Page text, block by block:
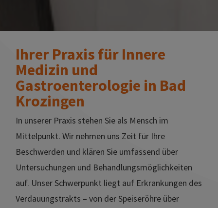
Ihrer Praxis für Innere
Medizin und
Gastroenterologie in Bad
Krozingen
In unserer Praxis stehen Sie als Mensch im
Mittelpunkt. Wir nehmen uns Zeit für Ihre
Beschwerden und klären Sie umfassend über
Untersuchungen und Behandlungsmöglichkeiten
auf. Unser Schwerpunkt liegt auf Erkrankungen des
Verdauungstrakts – von der Speiseröhre über